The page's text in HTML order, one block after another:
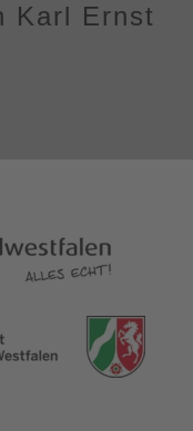
Karl Ernst